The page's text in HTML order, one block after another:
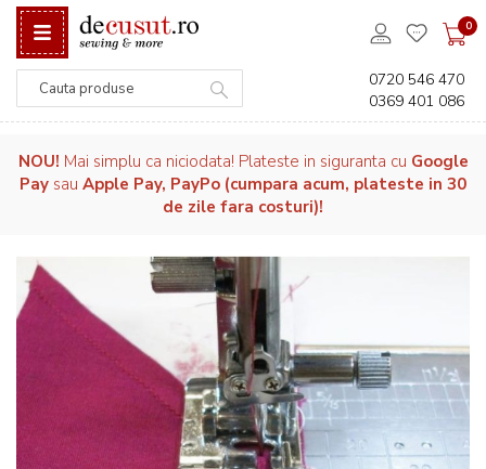
0
0720 546 470
0369 401 086
NOU! Mai simplu ca niciodata! Plateste in siguranta cu Google
Pay sau Apple Pay, PayPo (cumpara acum, plateste in 30
de zile fara costuri)!